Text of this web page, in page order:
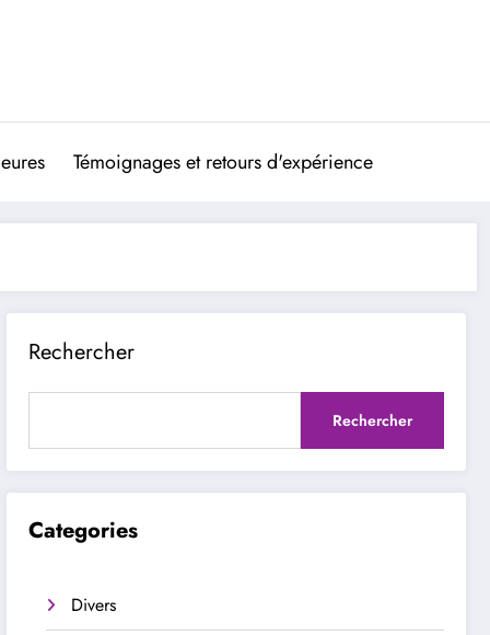
Témoignages et retours d'expérience
Rechercher
Rechercher
Categories
Divers